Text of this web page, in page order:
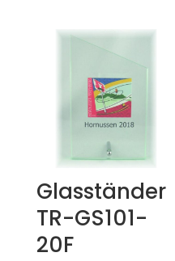
Glasständer
TR-GS101-
20F